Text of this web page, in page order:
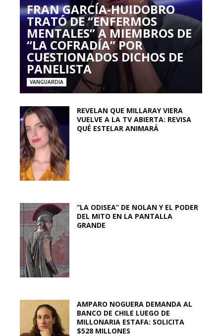
FRAN GARCÍA-HUIDOBRO
TRATÓ DE “ENFERMOS
MENTALES” A MIEMBROS DE
“LA COFRADÍA” POR
CUESTIONADOS DICHOS DE
PANELISTA
VANGUARDIA
REVELAN QUE MILLARAY VIERA
VUELVE A LA TV ABIERTA: REVISA
QUÉ ESTELAR ANIMARÁ
“LA ODISEA” DE NOLAN Y EL PODER
DEL MITO EN LA PANTALLA
GRANDE
AMPARO NOGUERA DEMANDA AL
BANCO DE CHILE LUEGO DE
MILLONARIA ESTAFA: SOLICITA
$528 MILLONES